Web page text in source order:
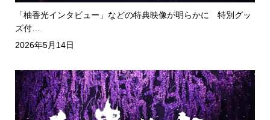
「柚香光インタビュー」などの特典映像が明らかに 特別グッ
ズ付…
2026年5月14日